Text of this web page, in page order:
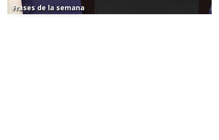
Frases de la semana